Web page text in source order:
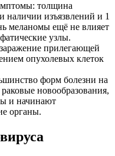
толщина
наличии изъязвлений и 1
меланомы ещё не влияет
узлы.
прилегающей
опухолевых клеток
форм болезни на
новообразования,
и начинают
органы.